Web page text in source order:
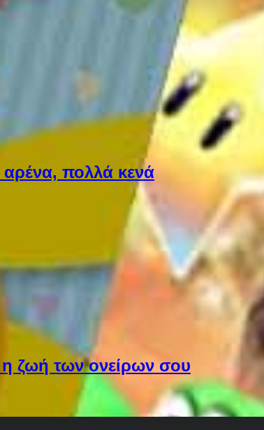
πολλά κενά
ζωή των ονείρων σου